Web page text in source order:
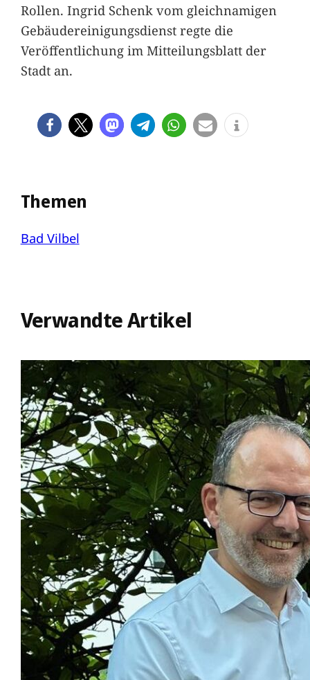
Rollen. Ingrid Schenk vom gleichnamigen
Gebäudereinigungsdienst regte die
Veröffentlichung im Mitteilungsblatt der
Stadt an.
Themen
Bad Vilbel
Verwandte Artikel